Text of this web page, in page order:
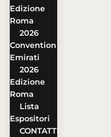
Edizione
Roma
2026
Convention
Emirati
2026
Edizione
Roma
Lista
Espositori
CONTATTI